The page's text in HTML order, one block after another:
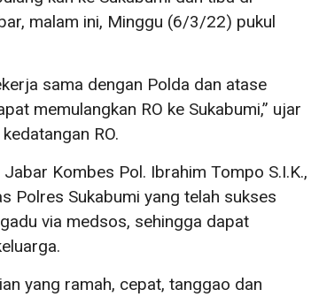
malam ini, Minggu (6/3/22) pukul
sama dengan Polda dan atase
memulangkan RO ke Sukabumi,” ujar
RO.
Kombes Pol. Ibrahim Tompo S.I.K.,
Polres Sukabumi yang telah sukses
via medsos, sehingga dapat
yang ramah, cepat, tanggao dan